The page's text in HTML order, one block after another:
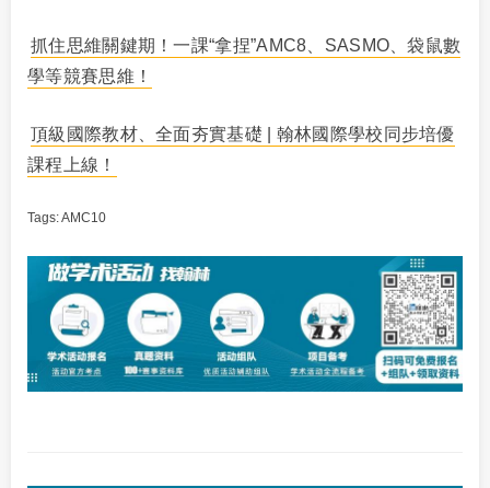
抓住思維關鍵期！一課“拿捏”AMC8、SASMO、袋鼠數
學等競賽思維！
頂級國際教材、全面夯實基礎 | 翰林國際學校同步培優
課程上線！
Tags:AMC10